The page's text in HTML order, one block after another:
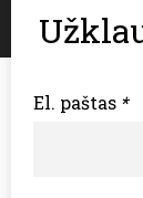
*
El. paštas